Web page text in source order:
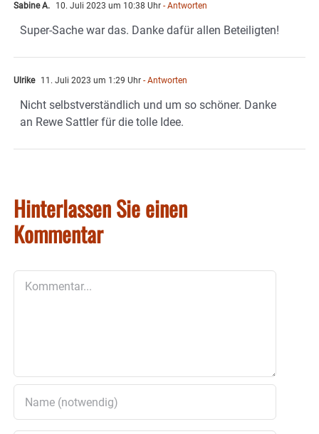
Sabine A. 10. Juli 2023 um 10:38 Uhr - Antworten
Super-Sache war das. Danke dafür allen Beteiligten!
Ulrike 11. Juli 2023 um 1:29 Uhr - Antworten
Nicht selbstverständlich und um so schöner. Danke
an Rewe Sattler für die tolle Idee.
Hinterlassen Sie einen
Kommentar